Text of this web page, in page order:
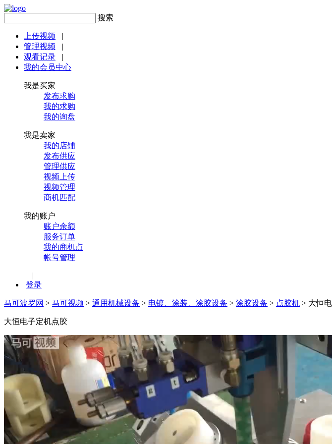
搜索
上传视频
|
管理视频
|
观看记录
|
我的会员中心
我是买家
发布求购
我的求购
我的询盘
我是卖家
我的店铺
发布供应
管理供应
视频上传
视频管理
商机匹配
我的账户
账户余额
服务订单
我的商机点
帐号管理
|
登录
马可波罗网 > 马可视频 > 通用机械设备 > 电镀、涂装、涂胶设备 > 涂胶设备 > 点胶机 > 大恒
大恒电子定机点胶